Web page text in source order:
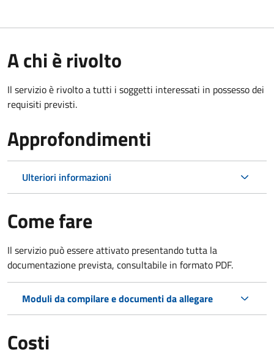
A chi è rivolto
Il servizio è rivolto a tutti i soggetti interessati in possesso dei
requisiti previsti.
Approfondimenti
Ulteriori informazioni
Come fare
Il servizio può essere attivato presentando tutta la
documentazione prevista, consultabile in formato PDF.
Moduli da compilare e documenti da allegare
Costi